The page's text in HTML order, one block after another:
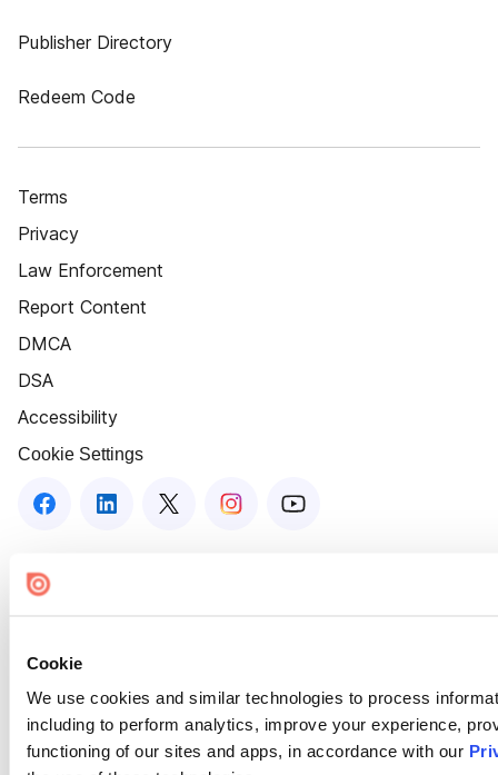
Cookie
We use cookies and similar technologies to process
including to perform analytics, improve your experience,
functioning of our sites and apps, in accordance with our
Publisher Directory
Redeem Code
Terms
Privacy
Law Enforcement
Report Content
DMCA
DSA
Accessibility
Cookie Settings